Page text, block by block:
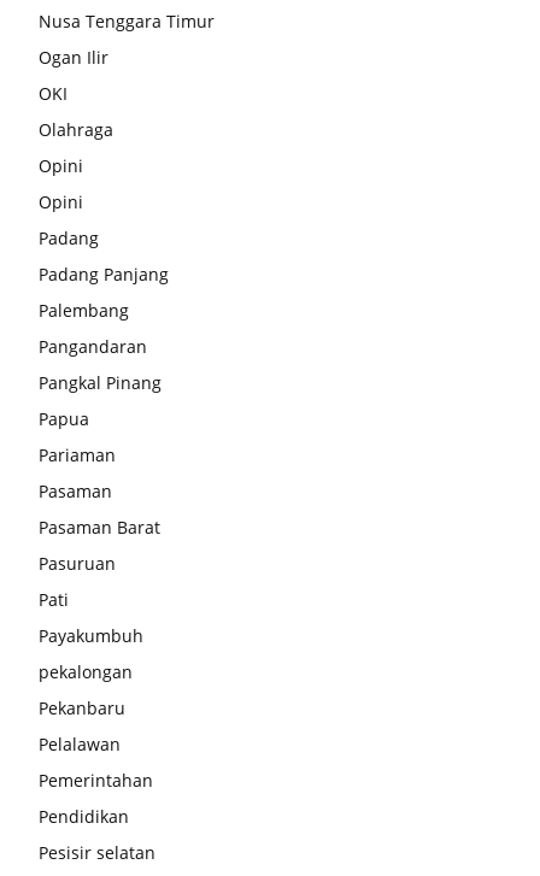
Nusa Tenggara Timur
Ogan Ilir
OKI
Olahraga
Opini
Opini
Padang
Padang Panjang
Palembang
Pangandaran
Pangkal Pinang
Papua
Pariaman
Pasaman
Pasaman Barat
Pasuruan
Pati
Payakumbuh
pekalongan
Pekanbaru
Pelalawan
Pemerintahan
Pendidikan
Pesisir selatan